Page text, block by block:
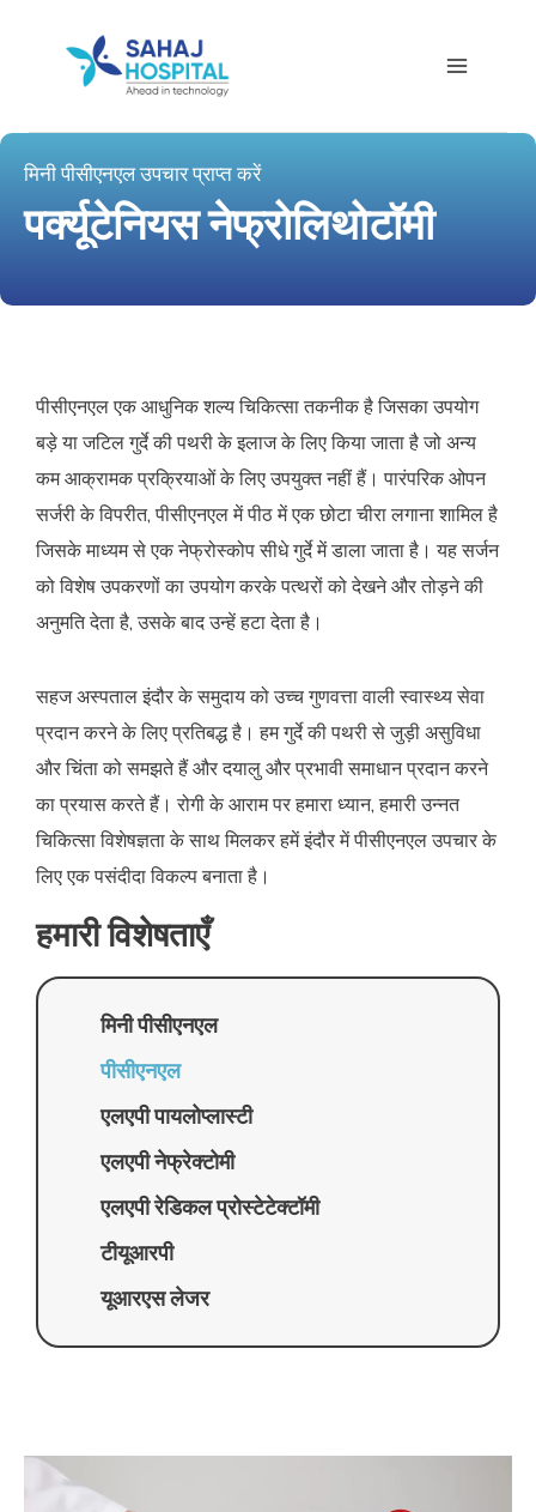
मिनी पीसीएनएल उपचार प्राप्त करें
पर्क्यूटेनियस नेफ्रोलिथोटॉमी
पीसीएनएल एक आधुनिक शल्य चिकित्सा तकनीक है जिसका उपयोग
बड़े या जटिल गुर्दे की पथरी के इलाज के लिए किया जाता है जो अन्य
कम आक्रामक प्रक्रियाओं के लिए उपयुक्त नहीं हैं। पारंपरिक ओपन
सर्जरी के विपरीत, पीसीएनएल में पीठ में एक छोटा चीरा लगाना शामिल है
जिसके माध्यम से एक नेफ्रोस्कोप सीधे गुर्दे में डाला जाता है। यह सर्जन
को विशेष उपकरणों का उपयोग करके पत्थरों को देखने और तोड़ने की
अनुमति देता है, उसके बाद उन्हें हटा देता है।
सहज अस्पताल इंदौर के समुदाय को उच्च गुणवत्ता वाली स्वास्थ्य सेवा
प्रदान करने के लिए प्रतिबद्ध है। हम गुर्दे की पथरी से जुड़ी असुविधा
और चिंता को समझते हैं और दयालु और प्रभावी समाधान प्रदान करने
का प्रयास करते हैं। रोगी के आराम पर हमारा ध्यान, हमारी उन्नत
चिकित्सा विशेषज्ञता के साथ मिलकर हमें इंदौर में पीसीएनएल उपचार के
लिए एक पसंदीदा विकल्प बनाता है।
हमारी विशेषताएँ
मिनी पीसीएनएल
पीसीएनएल
एलएपी पायलोप्लास्टी
एलएपी नेफ्रेक्टोमी
एलएपी रेडिकल प्रोस्टेटेक्टॉमी
टीयूआरपी
यूआरएस लेजर